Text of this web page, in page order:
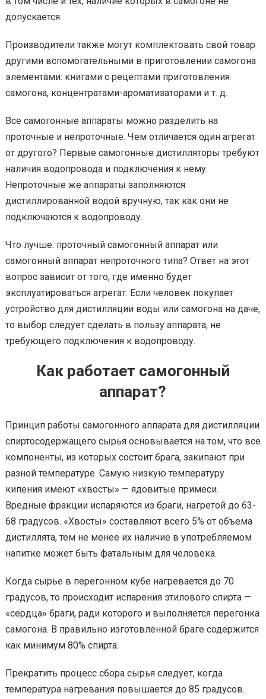
допускается.
Производители также могут комплектовать свой товар
другими вспомогательными в приготовлении самогона
элементами: книгами с рецептами приготовления
самогона, концентратами-ароматизаторами и т. д.
Все самогонные аппараты можно разделить на
проточные и непроточные. Чем отличается один агрегат
от другого? Первые самогонные дистилляторы требуют
наличия водопровода и подключения к нему.
Непроточные же аппараты заполняются
дистиллированной водой вручную, так как они не
подключаются к водопроводу.
Что лучше: проточный самогонный аппарат или
самогонный аппарат непроточного типа? Ответ на этот
вопрос зависит от того, где именно будет
эксплуатироваться агрегат. Если человек покупает
устройство для дистилляции воды или самогона на даче,
то выбор следует сделать в пользу аппарата, не
требующего подключения к водопроводу.
Как работает самогонный
аппарат?
Принцип работы самогонного аппарата для дистилляции
спиртосодержащего сырья основывается на том, что все
компоненты, из которых состоит брага, закипают при
разной температуре. Самую низкую температуру
кипения имеют «хвосты» — ядовитые примеси.
Вредные фракции испаряются из браги, нагретой до 63-
68 градусов. «Хвосты» составляют всего 5% от объема
дистиллята, тем не менее их наличие в употребляемом
напитке может быть фатальным для человека.
Когда сырье в перегонном кубе нагревается до 70
градусов, то происходит испарения этилового спирта —
«сердца» браги, ради которого и выполняется перегонка
самогона. В правильно изготовленной браге содержится
как минимум 80% спирта.
Прекратить процесс сбора сырья следует, когда
температура нагревания повышается до 85 градусов.